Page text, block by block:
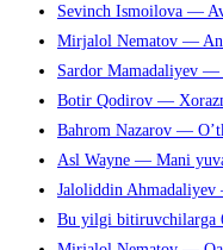
Sevinch Ismoilova —
Mirjalol Nematov —
Sardor Mamadaliyev —
Botir Qodirov —
Bahrom Nazarov —
Asl Wayne — Mani
Jaloliddin Ahmadaliyev
Bu yilgi bitiruvchilarga